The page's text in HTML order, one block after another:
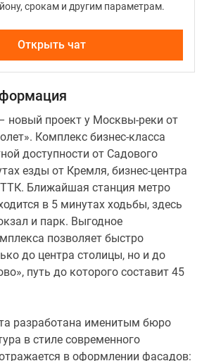
срокам и другим параметрам.
Открыть чат
новый проект у Москвы-реки от
Комплекс бизнес-класса
доступности от Садового
езды от Кремля, бизнес-центра
Ближайшая станция метро
в 5 минутах ходьбы, здесь
и парк. Выгодное
позволяет быстро
до центра столицы, но и до
путь до которого составит 45
разработана именитым бюро
в стиле современного
в оформлении фасадов: